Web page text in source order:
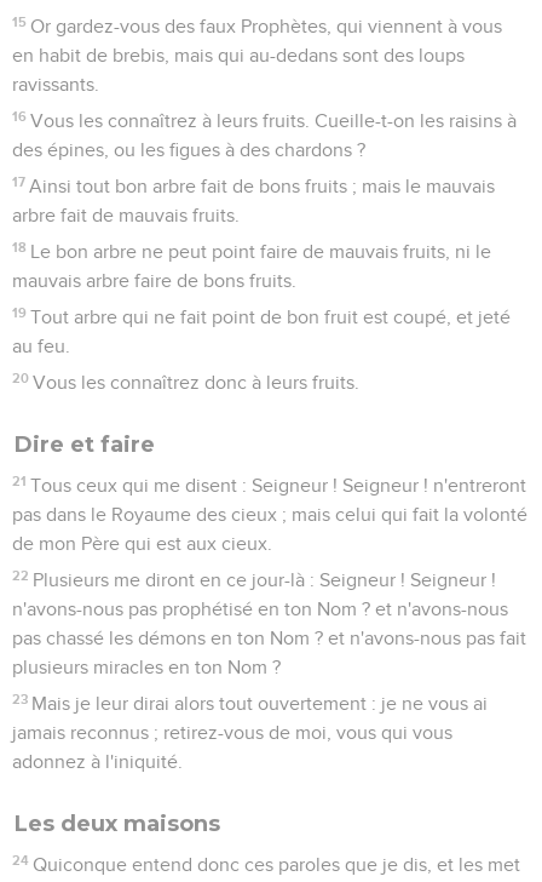
15 Or gardez-vous des faux Prophètes, qui viennent à vous
en habit de brebis, mais qui au-dedans sont des loups
ravissants.
16 Vous les connaîtrez à leurs fruits. Cueille-t-on les raisins à
des épines, ou les figues à des chardons ?
17 Ainsi tout bon arbre fait de bons fruits ; mais le mauvais
arbre fait de mauvais fruits.
18 Le bon arbre ne peut point faire de mauvais fruits, ni le
mauvais arbre faire de bons fruits.
19 Tout arbre qui ne fait point de bon fruit est coupé, et jeté
au feu.
20 Vous les connaîtrez donc à leurs fruits.
Dire et faire
21 Tous ceux qui me disent : Seigneur ! Seigneur ! n'entreront
pas dans le Royaume des cieux ; mais celui qui fait la volonté
de mon Père qui est aux cieux.
22 Plusieurs me diront en ce jour-là : Seigneur ! Seigneur !
n'avons-nous pas prophétisé en ton Nom ? et n'avons-nous
pas chassé les démons en ton Nom ? et n'avons-nous pas fait
plusieurs miracles en ton Nom ?
23 Mais je leur dirai alors tout ouvertement : je ne vous ai
jamais reconnus ; retirez-vous de moi, vous qui vous
adonnez à l'iniquité.
Les deux maisons
24 Quiconque entend donc ces paroles que je dis, et les met